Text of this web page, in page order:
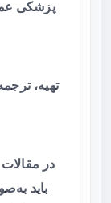
پزشکی
تهیه،
در
باید